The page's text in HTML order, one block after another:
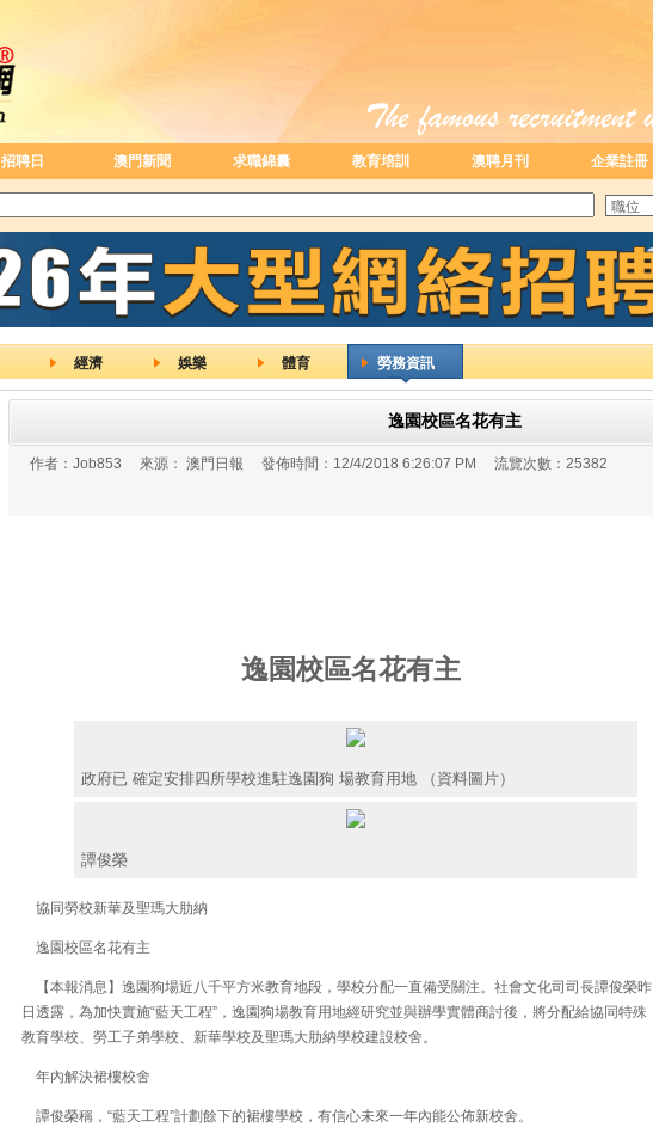
招聘日 澳門新聞 求職錦囊 教育培訓 澳聘月刊 企業註冊
經濟 娛樂 體育 勞務資訊
逸園校區名花有主
作者： Job853 來源： 澳門日報 發佈時間： 12/4/2018 6:26:07 PM 流覽次數： 25382
逸園校區名花有主
政府已 確定安排四所學校進駐逸園狗 場教育用地 （資料圖片）
譚俊榮
協同勞校新華及聖瑪大肋納
逸園校區名花有主
【本報消息】逸園狗場近八千平方米教育地段，學校分配一直備受關注。社會文化司司長譚俊榮昨
日透露，為加快實施“藍天工程”，逸園狗場教育用地經研究並與辦學實體商討後，將分配給協同特殊
教育學校、勞工子弟學校、新華學校及聖瑪大肋納學校建設校舍。
年內解決裙樓校舍
譚俊榮稱，“藍天工程”計劃餘下的裙樓學校，有信心未來一年內能公佈新校舍。